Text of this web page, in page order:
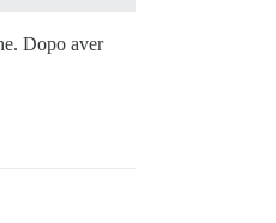
Dopo aver